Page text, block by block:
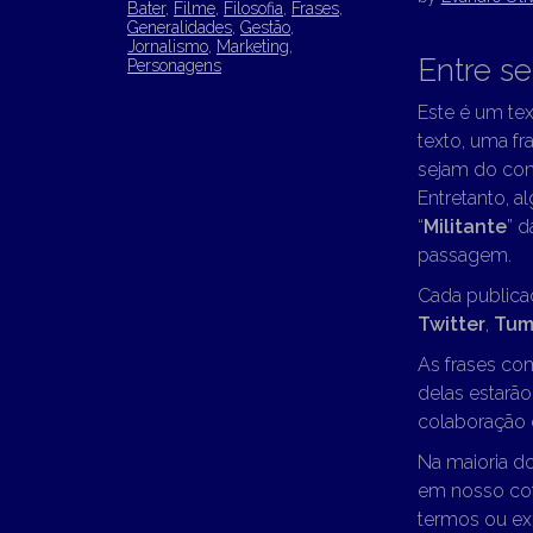
Bater, Filme Filosofia Frases
Generalidades Gestão
Jornalismo Marketing
Personagens
Entre
Este é um
texto, uma
sejam do
Entretanto,
“Militante”
passagem.
Cada
Twitter,
As frases
delas
colaboração
Na maioria
em nosso
termos ou